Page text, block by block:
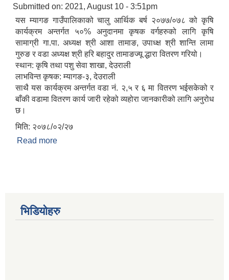
Submitted on: 2021, August 10 - 3:51pm
यस म्यागङ गाउँपालिकाको चालु आर्थिक बर्ष २०७७/०७८ को कृषि
कार्यक्रम अन्तर्गत ५०% अनुदानमा कृषक वर्गहरुको लागि कृषि
सामाग्री गा.पा. अध्यक्ष श्री आशा तामाङ, उपाध्क्ष श्री शान्ति लामा
गुरुङ र वडा अध्यक्ष श्री हरि बहादुर तामाङज्यू द्धारा वितरण गरियो।
स्थान: कृषि तथा पशु सेवा शाखा, देउराली
लाभविन्त कृषक: म्यागङ-३, देउराली
साथै यस कार्यक्रम अन्तर्गत वडा नं. २,५ र ६ मा वितरण भईसकेको र
बाँकी वडामा वितरण कार्य जारी रहेको व्यहोरा जानकारीको लागि अनुरोध
छ।
मिति: २०७८/०२/२७
Read more
भिडियोहरु